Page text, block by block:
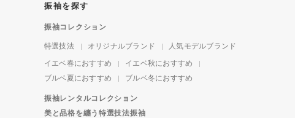
振袖を探す
振袖コレクション
特選技法 オリジナルブランド
人気モデルブランド
イエベ春におすすめ
イエベ秋におすすめ
ブルベ夏におすすめ
ブルベ冬におすすめ
振袖レンタルコレクション
美と品格を纏う特選技法振袖